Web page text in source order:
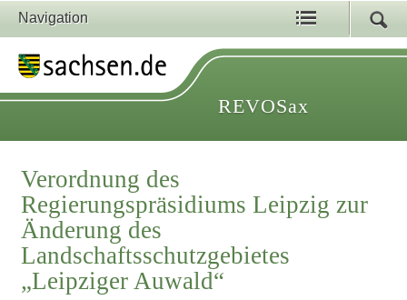
Navigation
REVOSax
Verordnung des
Regierungspräsidiums Leipzig zur
Änderung des
Landschaftsschutzgebietes
„Leipziger Auwald“